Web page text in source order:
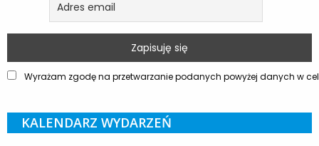
Wyrażam zgodę na przetwarzanie podanych powyżej danych w
KALENDARZ WYDARZEŃ